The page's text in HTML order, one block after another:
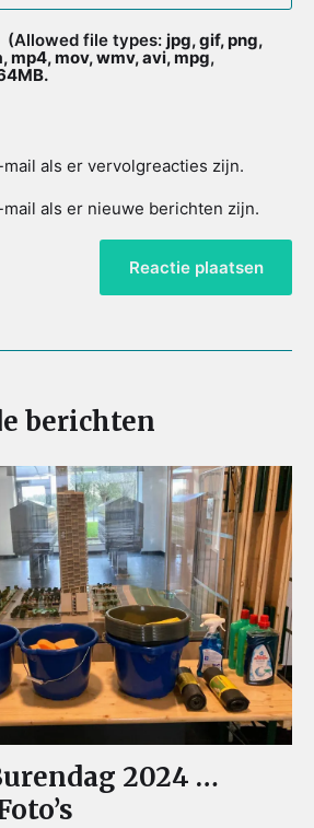
(Allowed file types: jpg, gif, png,
mp4, mov, wmv, avi, mpg,
als er vervolgreacties zijn.
als er nieuwe berichten zijn.
berichten
2024 …